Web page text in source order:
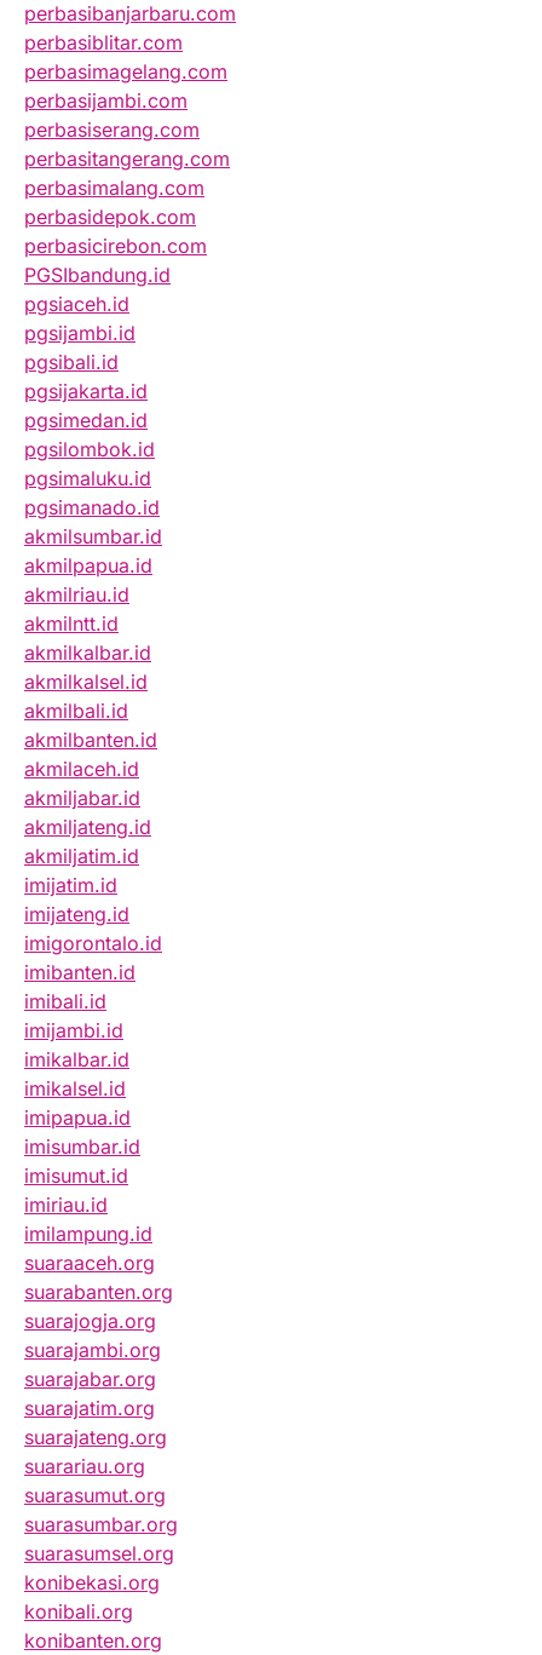
perbasibanjarbaru.com
perbasiblitar.com
perbasimagelang.com
perbasijambi.com
perbasiserang.com
perbasitangerang.com
perbasimalang.com
perbasidepok.com
perbasicirebon.com
PGSIbandung.id
pgsiaceh.id
pgsijambi.id
pgsibali.id
pgsijakarta.id
pgsimedan.id
pgsilombok.id
pgsimaluku.id
pgsimanado.id
akmilsumbar.id
akmilpapua.id
akmilriau.id
akmilntt.id
akmilkalbar.id
akmilkalsel.id
akmilbali.id
akmilbanten.id
akmilaceh.id
akmiljabar.id
akmiljateng.id
akmiljatim.id
imijatim.id
imijateng.id
imigorontalo.id
imibanten.id
imibali.id
imijambi.id
imikalbar.id
imikalsel.id
imipapua.id
imisumbar.id
imisumut.id
imiriau.id
imilampung.id
suaraaceh.org
suarabanten.org
suarajogja.org
suarajambi.org
suarajabar.org
suarajatim.org
suarajateng.org
suarariau.org
suarasumut.org
suarasumbar.org
suarasumsel.org
konibekasi.org
konibali.org
konibanten.org